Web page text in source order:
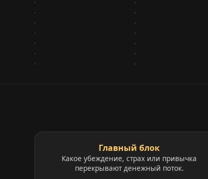
Главный блок
Какое убеждение, страх или привычка
перекрывают денежный поток.